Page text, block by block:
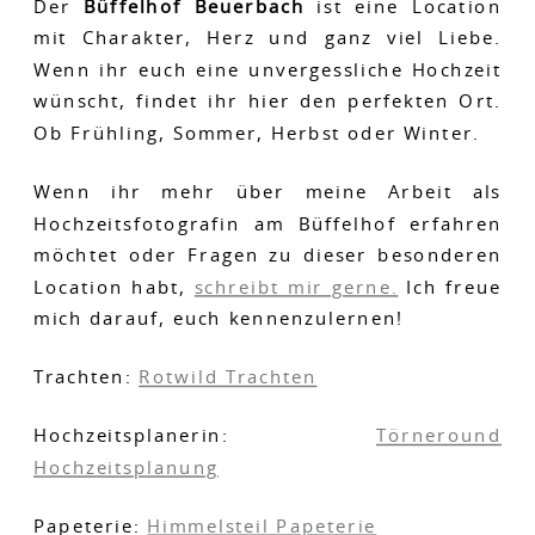
Der Büffelhof Beuerbach
ist eine Location
mit Charakter, Herz und ganz viel Liebe.
Wenn ihr euch eine unvergessliche Hochzeit
wünscht, findet ihr hier den perfekten Ort.
Ob Frühling, Sommer, Herbst oder Winter.
Wenn ihr mehr über meine Arbeit als
Hochzeitsfotografin am Büffelhof erfahren
möchtet oder Fragen zu dieser besonderen
Location habt, schreibt mir gerne. Ich freue
mich darauf, euch kennenzulernen!
Trachten: Rotwild Trachten
Hochzeitsplanerin:
Törneround
Hochzeitsplanung
Papeterie: Himmelsteil Papeterie